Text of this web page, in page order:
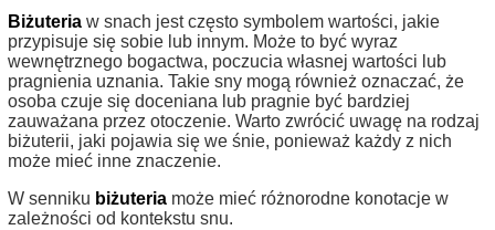
Biżuteria w snach jest często symbolem wartości, jakie
przypisuje się sobie lub innym. Może to być wyraz
wewnętrznego bogactwa, poczucia własnej wartości lub
pragnienia uznania. Takie sny mogą również oznaczać, że
osoba czuje się doceniana lub pragnie być bardziej
zauważana przez otoczenie. Warto zwrócić uwagę na rodzaj
biżuterii, jaki pojawia się we śnie, ponieważ każdy z nich
może mieć inne znaczenie.
W senniku biżuteria może mieć różnorodne konotacje w
zależności od kontekstu snu.